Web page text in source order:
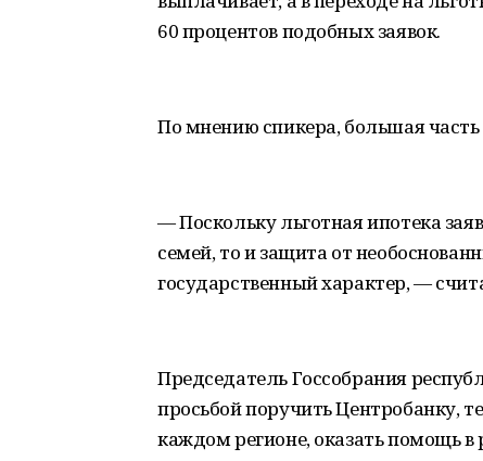
60 процентов подобных заявок.
По мнению спикера, большая часть
— Поскольку льготная ипотека
семей, то и защита от
государственный характер, —
Председатель Госсобрания
просьбой поручить Центробанку,
каждом регионе, оказать помощь в